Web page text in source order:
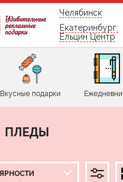
бесплатно по России
Челябинск
Екатеринбург:
Ельцин Центр
Вкусные подарки
ПЛЕДЫ